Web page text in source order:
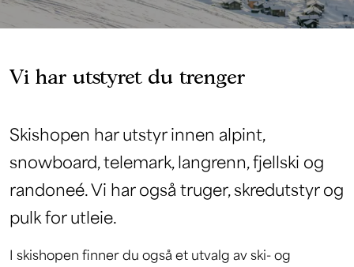
Vi har utstyret du trenger
Skishopen har utstyr innen alpint,
snowboard, telemark, langrenn, fjellski og
randoneé. Vi har også truger, skredutstyr og
pulk for utleie.
I skishopen finner du også et utvalg av ski- og